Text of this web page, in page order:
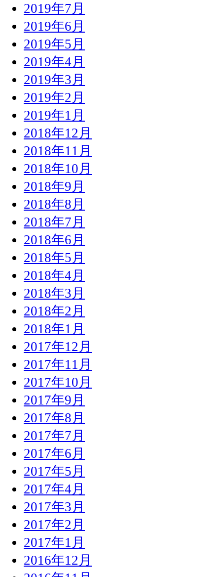
2019年7月
2019年6月
2019年5月
2019年4月
2019年3月
2019年2月
2019年1月
2018年12月
2018年11月
2018年10月
2018年9月
2018年8月
2018年7月
2018年6月
2018年5月
2018年4月
2018年3月
2018年2月
2018年1月
2017年12月
2017年11月
2017年10月
2017年9月
2017年8月
2017年7月
2017年6月
2017年5月
2017年4月
2017年3月
2017年2月
2017年1月
2016年12月